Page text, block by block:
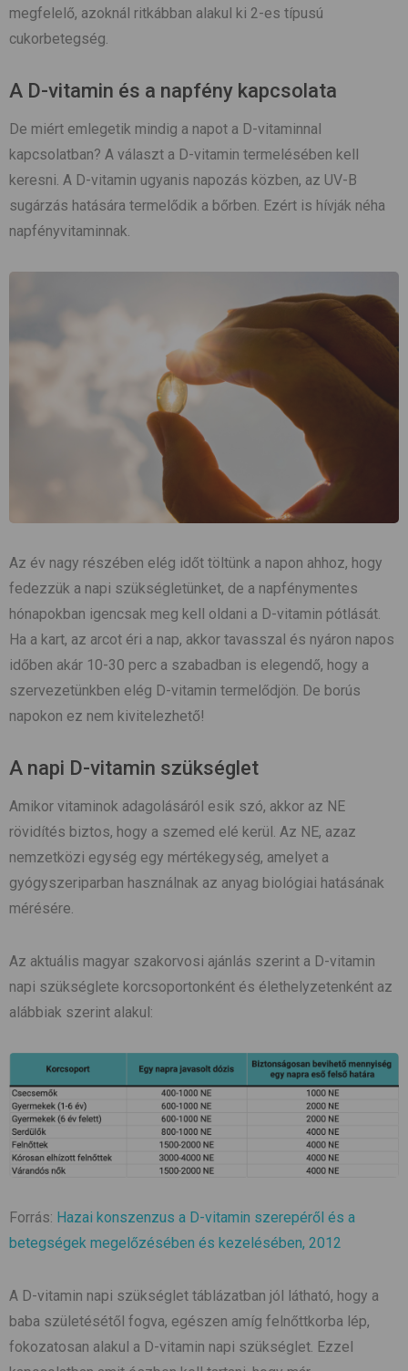
megfelelő, azoknál ritkábban alakul ki 2-es típusú
cukorbetegség.
A D-vitamin és a napfény kapcsolata
De miért emlegetik mindig a napot a D-vitaminnal
kapcsolatban? A választ a D-vitamin termelésében kell
keresni. A D-vitamin ugyanis napozás közben, az UV-B
sugárzás hatására termelődik a bőrben. Ezért is hívják néha
napfényvitaminnak.
Az év nagy részében elég időt töltünk a napon ahhoz, hogy
fedezzük a napi szükségletünket, de a napfénymentes
hónapokban igencsak meg kell oldani a D-vitamin pótlását.
Ha a kart, az arcot éri a nap, akkor tavasszal és nyáron napos
időben akár 10-30 perc a szabadban is elegendő, hogy a
szervezetünkben elég D-vitamin termelődjön. De borús
napokon ez nem kivitelezhető!
A napi D-vitamin szükséglet
Amikor vitaminok adagolásáról esik szó, akkor az NE
rövidítés biztos, hogy a szemed elé kerül. Az NE, azaz
nemzetközi egység egy mértékegység, amelyet a
gyógyszeriparban használnak az anyag biológiai hatásának
mérésére.
Az aktuális magyar szakorvosi ajánlás szerint a D-vitamin
napi szükséglete korcsoportonként és élethelyzetenként az
alábbiak szerint alakul:
Forrás: Hazai konszenzus a D-vitamin szerepéről és a
betegségek megelőzésében és kezelésében, 2012
A D-vitamin napi szükséglet táblázatban jól látható, hogy a
baba születésétől fogva, egészen amíg felnőttkorba lép,
fokozatosan alakul a D-vitamin napi szükséglet. Ezzel